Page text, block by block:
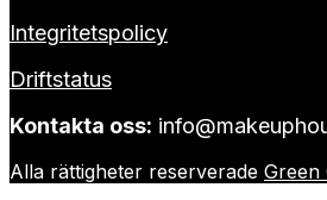
Integritetspolicy
Driftstatus
Kontakta oss:
Alla rättigheter reserverade Green